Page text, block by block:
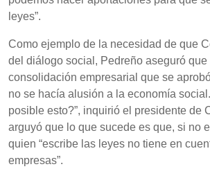
leyes”.
Como ejemplo de la necesidad de que
del diálogo social, Pedreño aseguró
consolidación empresarial que se
no se hacía alusión a la economía
posible esto?”, inquirió el presidente de
arguyó que lo que sucede es que, si no
quien “escribe las leyes no tiene en
empresas”.